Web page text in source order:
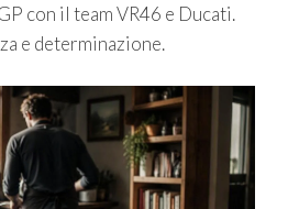
con il team VR46 e Ducati.
e determinazione.